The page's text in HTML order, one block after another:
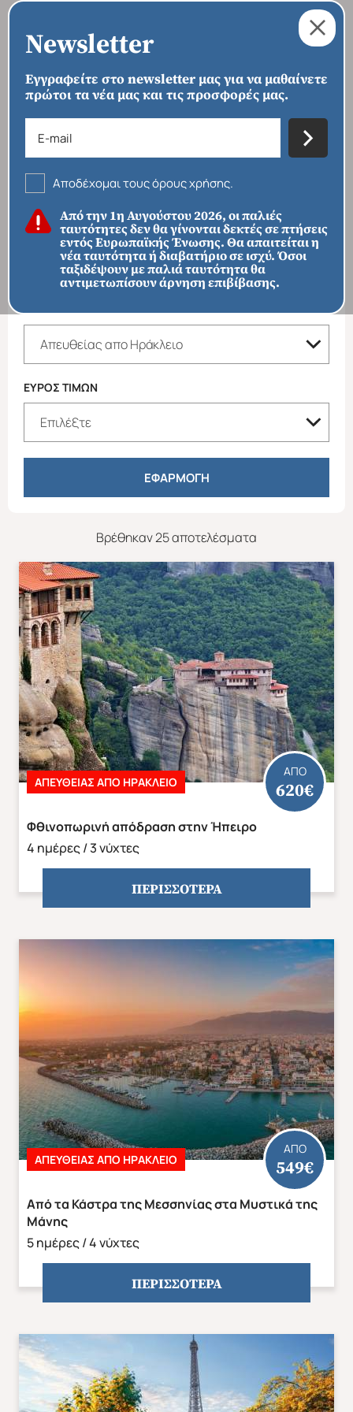
Newsletter
Εγγραφείτε στο newsletter μας για να μαθαίνετε
πρώτοι τα νέα μας και τις προσφορές μας.
Αποδέχομαι τους όρους χρήσης.
Από την 1η Αυγούστου 2026, οι παλιές
ταυτότητες δεν θα γίνονται δεκτές σε πτήσεις
εντός Ευρωπαϊκής Ένωσης. Θα απαιτείται η
νέα ταυτότητα ή διαβατήριο σε ισχύ. Όσοι
ταξιδέψουν με παλιά ταυτότητα θα
αντιμετωπίσουν άρνηση επιβίβασης.
Απευθείας απο Ηράκλειο Εκτός Ευρώπης
Χριστούγεννα & Πρωτοχρονιά Χειμώνας 2026/2027
ΑΡΧΙΚΗ › ΠΑΚΕΤΑ › ΑΠΕΥΘΕΙΑΣ ΑΠΟ ΗΡΑΚΛΕΙΟ
Απευθείας απο Ηράκλειο
ΦΙΛΤΡΑ ΑΝΑΖΗΤΗΣΗΣ
ΠΡΟΟΡΙΣΜΟΙ
ΚΑΤΗΓΟΡΙΑ
ΕΥΡΟΣ ΤΙΜΩΝ
ΕΦΑΡΜΟΓΗ
Βρέθηκαν 25 αποτελέσματα
Φθινοπωρινή απόδραση στην Ήπειρο
4 ημέρες / 3 νύχτες
ΑΠΟ
620€
ΑΠΕΥΘΕΙΑΣ ΑΠΟ ΗΡΑΚΛΕΙΟ
ΠΕΡΙΣΣΟΤΕΡΑ
Από τα Κάστρα της Μεσσηνίας στα Μυστικά της
Μάνης
5 ημέρες / 4 νύχτες
ΑΠΟ
549€
ΑΠΕΥΘΕΙΑΣ ΑΠΟ ΗΡΑΚΛΕΙΟ
ΠΕΡΙΣΣΟΤΕΡΑ